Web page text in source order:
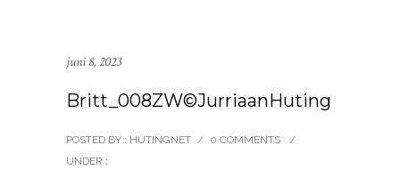
juni 8, 2023
Britt_008ZW©JurriaanHuting
POSTED BY : HUTINGNET / 0 COMMENTS
/
UNDER :